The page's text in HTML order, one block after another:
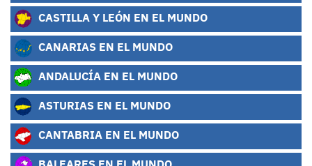
CASTILLA Y LEÓN EN EL MUNDO
CANARIAS EN EL MUNDO
ANDALUCÍA EN EL MUNDO
ASTURIAS EN EL MUNDO
CANTABRIA EN EL MUNDO